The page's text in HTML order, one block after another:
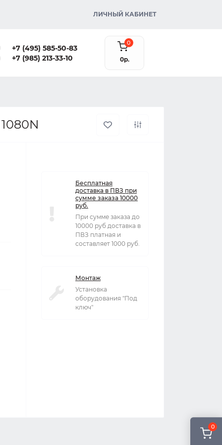
0
ЛИЧНЫЙ КАБИНЕТ
+7 (495) 585-50-83
+7 (985) 213-33-10
0
0р.
Бесплатная
доставка в ПВЗ при
сумме заказа 10000
руб.
При сумме заказа до
10000 руб доставка в
ПВЗ платная и
составляет 1000 руб.
Монтаж
Установка
оборудования "Под
ключ"